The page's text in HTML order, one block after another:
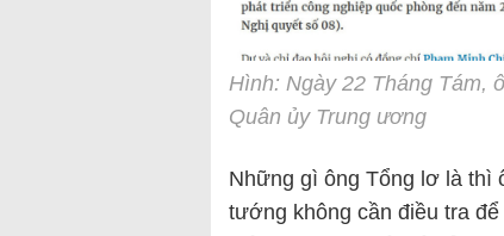
Hình: Ngày 22 Tháng Tám,
Quân ủy Trung ương
Những gì ông Tổng lơ là thì
tướng không cần điều tra